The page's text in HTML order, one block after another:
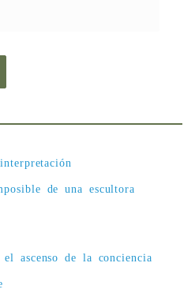
de una escultora
ascenso de la conciencia